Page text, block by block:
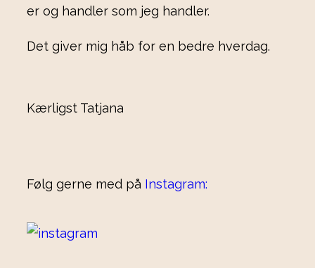
er og handler som jeg handler.
Det giver mig håb for en bedre hverdag.
Kærligst Tatjana
Følg gerne med på Instagram: